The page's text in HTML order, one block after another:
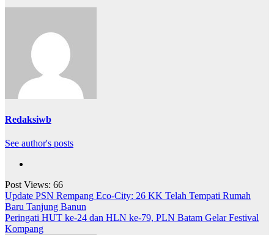
Redaksiwb
See author's posts
Post Views: 66
Navigasi
pos
Update PSN Rempang Eco-City: 26 KK Telah Tempati Rumah
Baru Tanjung Banun
Peringati HUT ke-24 dan HLN ke-79, PLN Batam Gelar Festival
Kompang